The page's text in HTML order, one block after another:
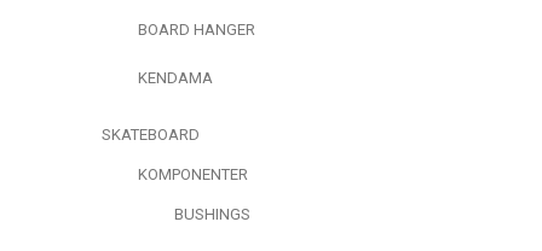
BOARD HANGER
KENDAMA
SKATEBOARD
KOMPONENTER
BUSHINGS